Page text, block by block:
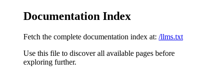
Documentation Index
Fetch the complete documentation index at: /llms.txt
Use this file to discover all available pages before
exploring further.